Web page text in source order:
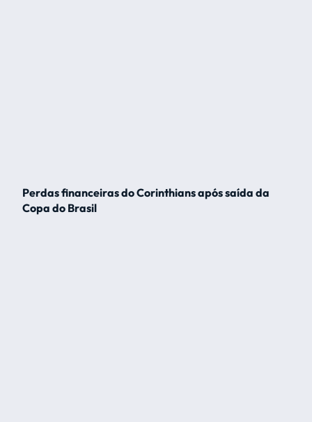
Perdas financeiras do Corinthians após saída da
Copa do Brasil